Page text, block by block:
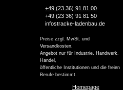
+49 (23 36) 91 81 00
+49 (23 36) 91 81 50
infostracke-ladenbau.de
Preise zzgl. MwSt. und
Versandkosten.
Angebot nur für Industrie, Handwerk,
Handel,
öffentliche Institutionen und die freien
Berufe bestimmt.
Homepage